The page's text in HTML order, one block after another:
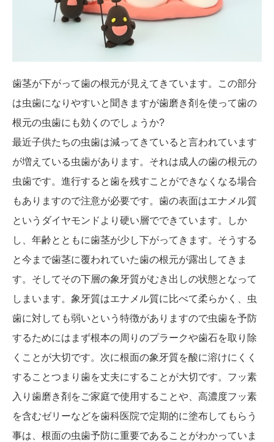
歯茎が下がって歯の根元が見えてきています。この部分
は虫歯になりやすいと聞きますが歯磨き剤を使って歯の
根元の虫歯にも効くのでしょうか?
最近子供たちの虫歯は減ってきていると言われています
が増えている虫歯があります。それは成人の歯の根元の
虫歯です。進行すると歯を残すことができなくなる場合
もありますので注意が必要です。歯の表面はエナメル質
というダイヤモンドより硬い層でできています。しか
し、年齢とともに歯茎が少し下がってきます。そうする
と今まで歯茎に覆われていた歯の根元が露出してきま
す。そしてその下層の象牙質がむき出しの状態となって
しまいます。象牙質はエナメル質に比べて柔らかく、虫
歯に対しても弱いという特徴がありますので虫歯を予防
するためにはまず根本の周りのプラークや歯石を取り除
くことが大切です。次に根面の象牙質を酸に溶けにくく
することつまり歯を丈夫にすることが大切です。フッ素
入り歯磨き剤をご家庭で使用することや、高濃度フッ素
を含むゼリーなどを歯科医院で定期的に塗布してもらう
事は、根面の虫歯予防に重要であることがわかっていま